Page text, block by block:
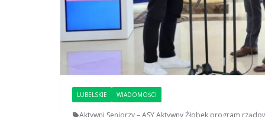
LUBELSKIE WIADOMOŚCI